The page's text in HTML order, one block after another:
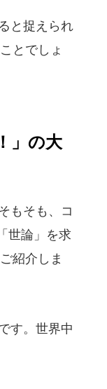
と捉えられ
とでしょ
」の大
もそも、コ
世論」を求
紹介しま
す。世界中